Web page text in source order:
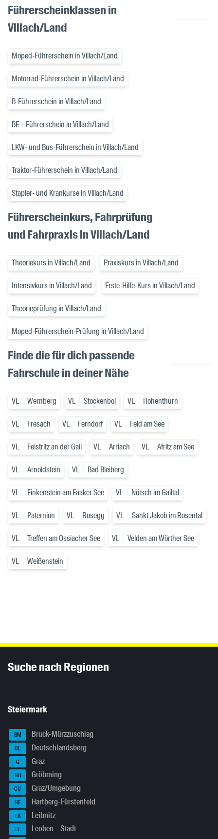
Führerscheinklassen in
Villach/Land
Moped-Führerschein in Villach/Land
Motorrad-Führerschein in Villach/Land
B-Führerschein in Villach/Land
BE – Führerschein in Villach/Land
LKW- und Bus-Führerschein in Villach/Land
Traktor-Führerschein in Villach/Land
Stapler- und Krankurse in Villach/Land
Führerscheinkurs, Fahrprüfung
und Fahrpraxis in Villach/Land
Theoriekurs in Villach/Land Praxiskurs in Villach/Land
Intensivkurs in Villach/Land Erste-Hilfe-Kurs in Villach/Land
Theorieprüfung in Villach/Land
Moped-Führerschein-Prüfung in Villach/Land
Finde die für dich passende
Fahrschule in deiner Nähe
VL Wernberg VL Stockenboi VL Hohenthurn
VL Fresach VL Ferndorf VL Feld am See
VL Feistritz an der Gail VL Arriach VL Afritz am See
VL Arnoldstein VL Bad Bleiberg
VL Finkenstein am Faaker See VL Nötsch im Gailtal
VL Paternion VL Rosegg VL Sankt Jakob im Rosental
VL Treffen am Ossiacher See VL Velden am Wörther See
VL Weißenstein
Suche nach Regionen
Steiermark
BM Bruck-Mürzzuschlag
DL Deutschlandsberg
G Graz
GB Gröbming
GU Graz/Umgebung
HF Hartberg-Fürstenfeld
LB Leibnitz
LE
Leoben – Stadt